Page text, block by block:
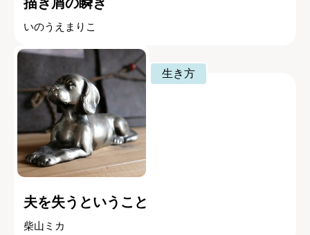
いのうえまりこ
生き方
夫を失うということ
柴山ミカ